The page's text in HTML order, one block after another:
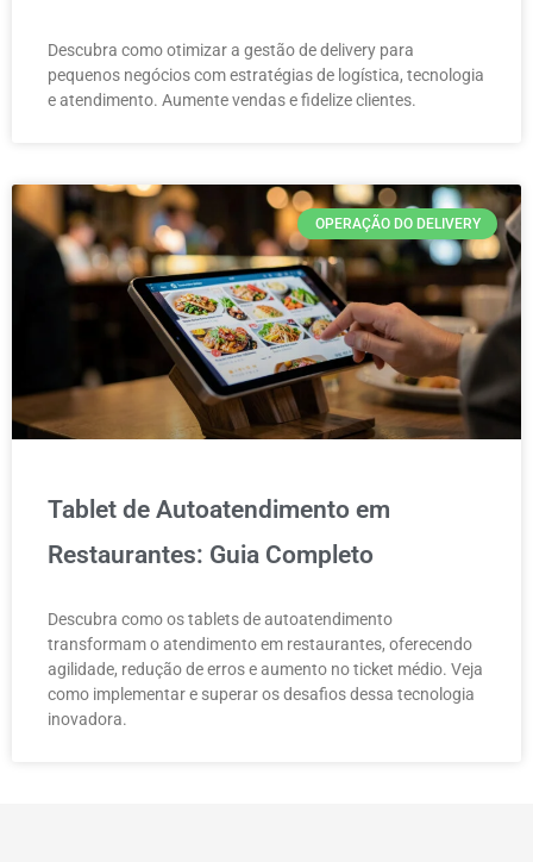
Descubra como otimizar a gestão de delivery para
pequenos negócios com estratégias de logística, tecnologia
e atendimento. Aumente vendas e fidelize clientes.
OPERAÇÃO DO DELIVERY
Tablet de Autoatendimento em
Restaurantes: Guia Completo
Descubra como os tablets de autoatendimento
transformam o atendimento em restaurantes, oferecendo
agilidade, redução de erros e aumento no ticket médio. Veja
como implementar e superar os desafios dessa tecnologia
inovadora.